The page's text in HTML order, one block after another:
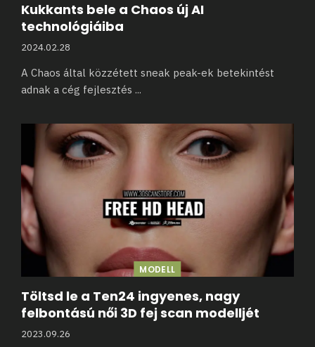
Kukkants bele a Chaos új AI
technológiáiba
2024.02.28
A Chaos által közzétett sneak peak-ek betekintést
adnak a cég fejlesztés ...
MODELL
Töltsd le a Ten24 ingyenes, nagy
felbontású női 3D fej scan modelljét
2023.09.26